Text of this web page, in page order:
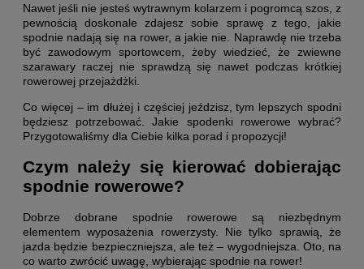
Nawet jeśli nie jesteś wytrawnym kolarzem i pogromcą szos, z
pewnością doskonale zdajesz sobie sprawę z tego, jakie
spodnie nadają się na rower, a jakie nie. Naprawdę nie trzeba
być zawodowym sportowcem, żeby wiedzieć, że zwiewne
szarawary raczej nie sprawdzą się nawet podczas krótkiej
rowerowej przejażdżki.
Co więcej – im dłużej i częściej jeździsz, tym lepszych spodni
będziesz potrzebować. Jakie spodenki rowerowe wybrać?
Przygotowaliśmy dla Ciebie kilka porad i propozycji!
Czym należy się kierować dobierając
spodnie rowerowe?
Dobrze dobrane spodnie rowerowe są niezbędnym
elementem wyposażenia rowerzysty. Nie tylko sprawią, że
jazda będzie bezpieczniejsza, ale też – wygodniejsza. Oto, na
co warto zwrócić uwagę, wybierając spodnie na rower!